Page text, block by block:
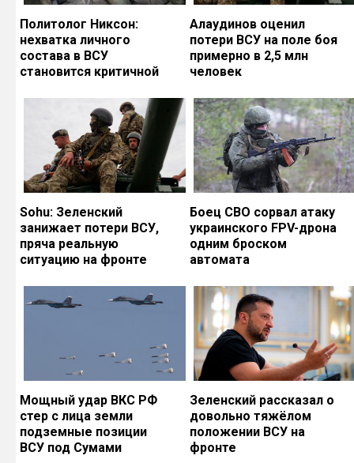
Политолог Никсон:
нехватка личного
состава в ВСУ
становится критичной
Алаудинов оценил
потери ВСУ на поле боя
примерно в 2,5 млн
человек
Sohu: Зеленский
занижает потери ВСУ,
пряча реальную
ситуацию на фронте
Боец СВО сорвал атаку
украинского FPV-дрона
одним броском
автомата
Мощный удар ВКС РФ
стер с лица земли
подземные позиции
ВСУ под Сумами
Зеленский рассказал о
довольно тяжёлом
положении ВСУ на
фронте